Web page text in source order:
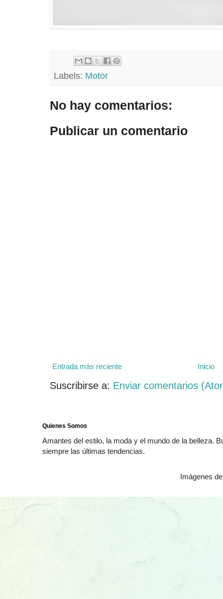
Labels: Motor
No hay comentarios:
Publicar un comentario
Entrada más reciente Inicio
Suscribirse a: Enviar comentarios
Quienes Somos
Amantes del estilo, la moda y el mundo de la belleza.
siempre las últimas tendencias.
Imágenes